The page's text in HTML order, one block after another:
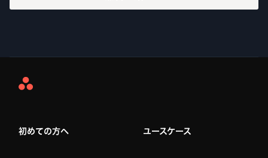
Asana
初めての方へ ユースケース